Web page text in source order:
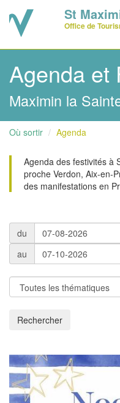
St
Office de
Agenda et
Maximin la
Où sortir Agenda
Agenda des festivités à
proche Verdon, Aix-en-
des manifestations en
du
au
Rechercher